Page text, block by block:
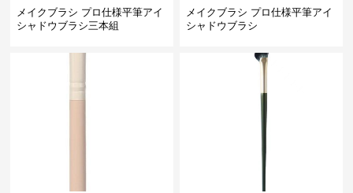
メイクブラシ プロ仕様平筆アイ
シャドウブラシ三本組
メイクブラシ プロ仕様平筆アイ
シャドウブラシ